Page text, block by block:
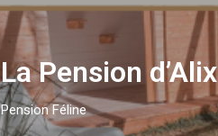
La Pension d’Alix
Pension Féline